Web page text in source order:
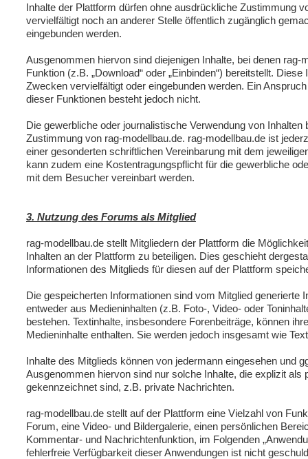
Inhalte der Plattform dürfen ohne ausdrückliche Zustimmung
vervielfältigt noch an anderer Stelle öffentlich zugänglich
eingebunden werden.
Ausgenommen hiervon sind diejenigen Inhalte, bei denen rag-
Funktion (z.B. „Download“ oder „Einbinden“) bereitstellt.
Zwecken vervielfältigt oder eingebunden werden. Ein
dieser Funktionen besteht jedoch nicht.
Die gewerbliche oder journalistische Verwendung von
Zustimmung von rag-modellbau.de. rag-modellbau.de ist
einer gesonderten schriftlichen Vereinbarung mit dem
kann zudem eine Kostentragungspflicht für die gewerbliche
mit dem Besucher vereinbart werden.
3. Nutzung des Forums als Mitglied
rag-modellbau.de stellt Mitgliedern der Plattform die
Inhalten an der Plattform zu beteiligen. Dies geschieht
Informationen des Mitglieds für diesen auf der Plattform
Die gespeicherten Informationen sind vom Mitglied generierte
entweder aus Medieninhalten (z.B. Foto-, Video- oder
bestehen. Textinhalte, insbesondere Forenbeiträge, können
Medieninhalte enthalten. Sie werden jedoch insgesamt wie
Inhalte des Mitglieds können von jedermann eingesehen und
Ausgenommen hiervon sind nur solche Inhalte, die explizit als
gekennzeichnet sind, z.B. private Nachrichten.
rag-modellbau.de stellt auf der Plattform eine Vielzahl von
Forum, eine Video- und Bildergalerie, einen persönlichen
Kommentar- und Nachrichtenfunktion, im Folgenden
fehlerfreie Verfügbarkeit dieser Anwendungen ist nicht